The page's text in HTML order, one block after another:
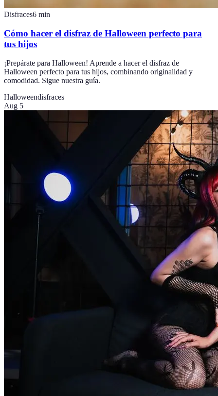
Disfraces6 min
Cómo hacer el disfraz de Halloween perfecto para
tus hijos
¡Prepárate para Halloween! Aprende a hacer el disfraz de
Halloween perfecto para tus hijos, combinando originalidad y
comodidad. Sigue nuestra guía.
Halloweendisfraces
Aug 5